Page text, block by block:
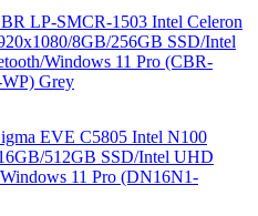
LP-SMCR-1503 Intel Celeron
8GB/256GB SSD/Intel
Windows 11 Pro (CBR-
Grey
EVE C5805 Intel N100
512GB SSD/Intel UHD
11 Pro (DN16N1-